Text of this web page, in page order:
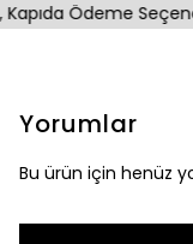
Ödeme
Yorumlar
Bu ürün için henüz